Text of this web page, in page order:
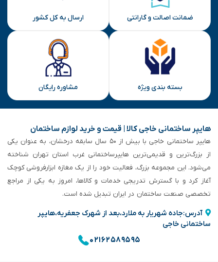
ضمانت اصالت و گارانتی ارسال به کل کشور
بسته بندی ویژه مشاوره رایگان
هایپر ساختمانی خاجی‌ کالا | قیمت و خرید لوازم ساختمان
هایپر ساختمانی خاجی‌ با بیش از ۵۰ سال سابقه‌ درخشان، به عنوان یکی
از بزرگ‌ترین و قدیمی‌ترین هایپرساختمانی‌ غرب استان تهران شناخته
می‌شود. این مجموعه بزرگ، فعالیت خود را از یک مغازه ابزارفروشی کوچک
آغاز کرد و با گسترش تدریجی خدمات و کالاها، امروز به یکی از مراجع
تخصصی صنعت ساختمان در ایران تبدیل شده است.
آدرس:جاده شهریار به ملارد،بعد از شهرک جعفریه،هایپر
ساختمانی خاجی
۰۲۱۶۲۵۸۹۵۹۵